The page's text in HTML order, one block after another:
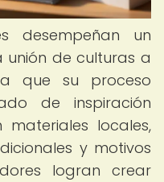
desempeñan un
de culturas a
que su proceso
de inspiración
locales,
y motivos
logran crear